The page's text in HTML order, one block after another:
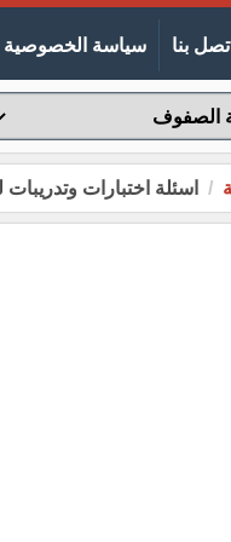
اتصل بنا سياسة الخصوصية
اسئلة اختبارات